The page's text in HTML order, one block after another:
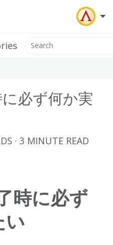
必ず何か実
· 3 MINUTE READ
時に必ず
い